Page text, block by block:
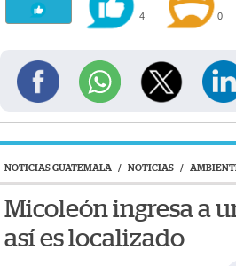
4 0
NOTICIAS GUATEMALA / NOTICIAS /
Micoleón ingresa a
así es localizado